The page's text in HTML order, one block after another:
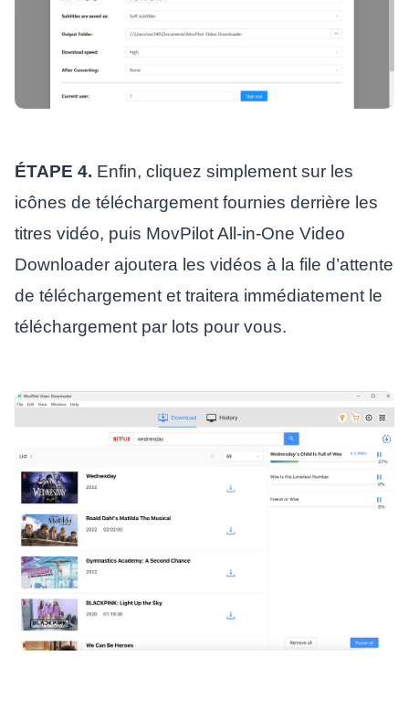
ÉTAPE 4. Enfin, cliquez simplement sur les
icônes de téléchargement fournies derrière les
titres vidéo, puis MovPilot All-in-One Video
Downloader ajoutera les vidéos à la file d’attente
de téléchargement et traitera immédiatement le
téléchargement par lots pour vous.